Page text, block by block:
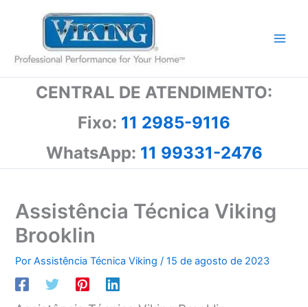
conteúdo
CENTRAL DE ATENDIMENTO:
Fixo: 11 2985-9116
WhatsApp: 11 99331-2476
Assistência Técnica Viking
Brooklin
PorAssistência Técnica Viking/15 de agosto de 2023